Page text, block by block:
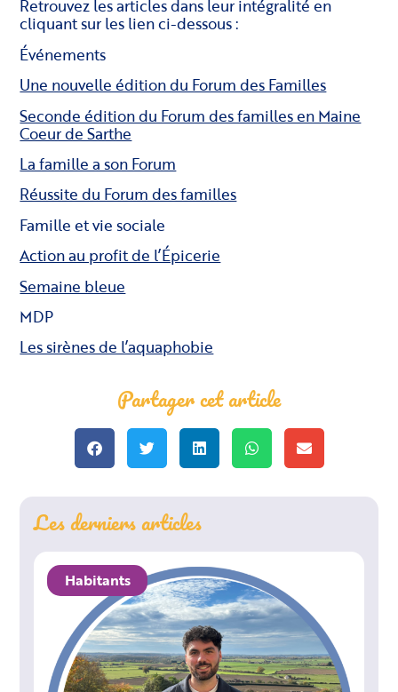
Retrouvez les articles dans leur intégralité en
cliquant sur les lien ci-dessous :
Événements
Une nouvelle édition du Forum des Familles
Seconde édition du Forum des familles en Maine
Coeur de Sarthe
La famille a son Forum
Réussite du Forum des familles
Famille et vie sociale
Action au profit de l’Épicerie
Semaine bleue
MDP
Les sirènes de l’aquaphobie
Partager cet article
Les derniers articles
Habitants